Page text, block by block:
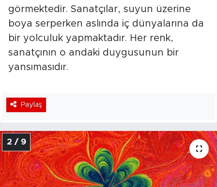
görmektedir. Sanatçılar, suyun üzerine
boya serperken aslında iç dünyalarına da
bir yolculuk yapmaktadır. Her renk,
sanatçının o andaki duygusunun bir
yansımasıdır.
Paylaş
2 / 9